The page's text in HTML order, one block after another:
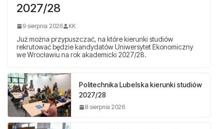
2027/28
9 sierpnia 2026 KK
Już można przypuszczać, na które kierunki studiów
rekrutować będzie kandydatów Uniwersytet Ekonomiczny
we Wrocławiu na rok akademicki 2027/28.
Politechnika Lubelska kierunki studiów
2027/28
8 sierpnia 2026